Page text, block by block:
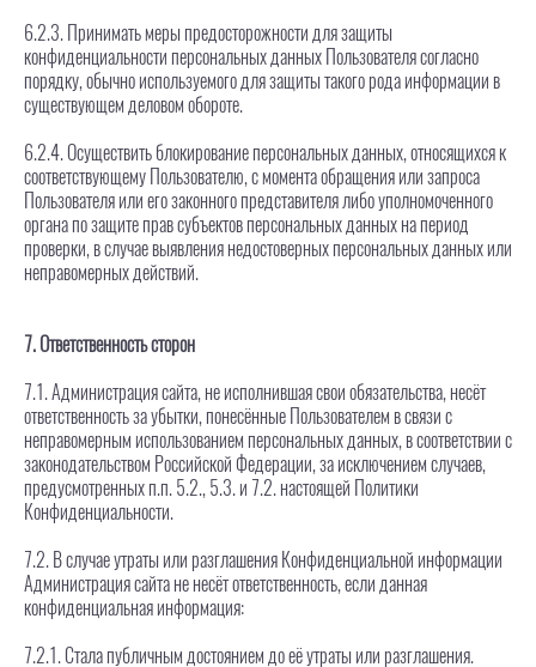
6.2.3. Принимать меры предосторожности для защиты
конфиденциальности персональных данных Пользователя согласно
порядку, обычно используемого для защиты такого рода информации в
существующем деловом обороте.
6.2.4. Осуществить блокирование персональных данных, относящихся к
соответствующему Пользователю, с момента обращения или запроса
Пользователя или его законного представителя либо уполномоченного
органа по защите прав субъектов персональных данных на период
проверки, в случае выявления недостоверных персональных данных или
неправомерных действий.
7. Ответственность сторон
7.1. Администрация сайта, не исполнившая свои обязательства, несёт
ответственность за убытки, понесённые Пользователем в связи с
неправомерным использованием персональных данных, в соответствии с
законодательством Российской Федерации, за исключением случаев,
предусмотренных п.п. 5.2., 5.3. и 7.2. настоящей Политики
Конфиденциальности.
7.2. В случае утраты или разглашения Конфиденциальной информации
Администрация сайта не несёт ответственность, если данная
конфиденциальная информация:
7.2.1. Стала публичным достоянием до её утраты или разглашения.